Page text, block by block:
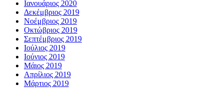
Ιανουάριος 2020
Δεκέμβριος 2019
Νοέμβριος 2019
Οκτώβριος 2019
Σεπτέμβριος 2019
Ιούλιος 2019
Ιούνιος 2019
Μάιος 2019
Απρίλιος 2019
Μάρτιος 2019